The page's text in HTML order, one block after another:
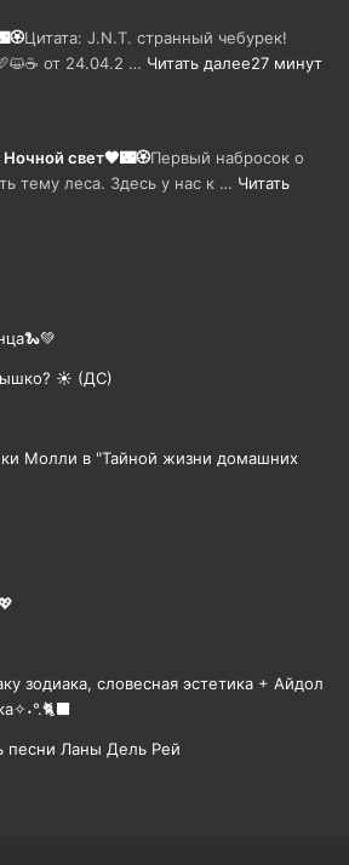
Цитата: J.N.T. странный чебурек!
от 24.04.2 … Читать далее27 минут
Ночной свет🖤🌃🏵Первый набросок о
тему леса. Здесь у нас к … Читать
☀️ (ДС)
Молли в "Тайной жизни домашних
зодиака, словесная эстетика + Айдол
песни Ланы Дель Рей